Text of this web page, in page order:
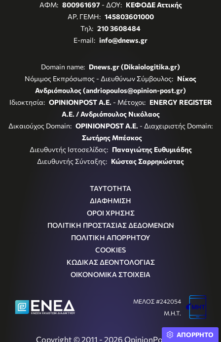
ΑΦΜ: 800961697- ΔΟΥ: ΚΕΦΟΔΕ Αττικής
ΑΡ. ΓΕΜΗ: 145803601000
Τηλ: 210 3608484
E-mail: info@dnews.gr
Domain name: Dnews.gr (Dikaiologitika.gr)
Νόμιμος Εκπρόσωπος - Διευθύνων Σύμβουλος: Νίκος
Ανδριόπουλος (andriopoulos@opinion-post.gr)
Ιδιοκτησία: OPINIONPOST A.E. - Μέτοχοι: ENERGY REGISTER
Α.Ε. / Ανδριόπουλος Νικόλαος
Δικαιούχος Domain: OPINIONPOST A.E. - Διαχειριστής Domain:
Σωτήρης Μπέσκος
Διευθυντής Ιστοσελίδας: Παναγιώτης Ευθυμιάδης
Διευθυντής Σύνταξης: Κώστας Σαρρηκώστας
ΤΑΥΤΟΤΗΤΑ
ΔΙΑΦΗΜΙΣΗ
ΟΡΟΙ ΧΡΗΣΗΣ
ΠΟΛΙΤΙΚΗ ΠΡΟΣΤΑΣΙΑΣ ΔΕΔΟΜΕΝΩΝ
ΠΟΛΙΤΙΚΗ ΑΠΟΡΡΗΤΟΥ
COOKIES
ΚΩΔΙΚΑΣ ΔΕΟΝΤΟΛΟΓΙΑΣ
ΟΙΚΟΝΟΜΙΚΑ ΣΤΟΙΧΕΙΑ
Copyright © 2011 - 2026 OpinionPost S.A.
ΜΕΛΟΣ #242054
Μ.Η.Τ.
ΑΠΟΡΡΗΤΟ